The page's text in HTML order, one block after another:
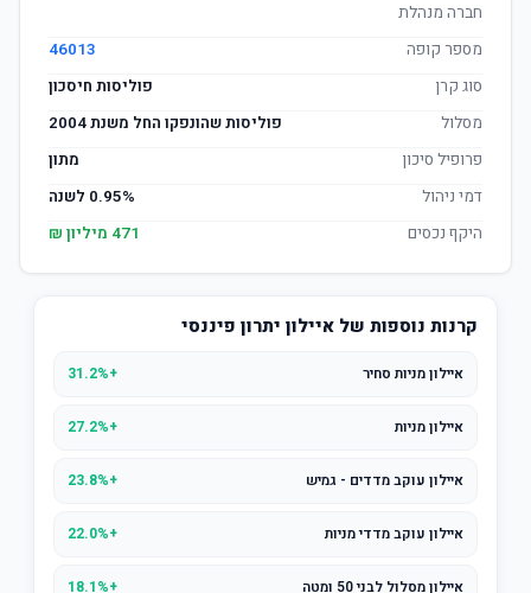
חברה מנהלת
מספר קופה
46013
סוג קרן
פוליסות חיסכון
מסלול
פוליסות שהונפקו החל משנת 2004
פרופיל סיכון
מתון
דמי ניהול
0.95% לשנה
היקף נכסים
471 מיליון ₪
קרנות נוספות של איילון יתרון פיננסי
איילון מניות סחיר +31.2%
איילון מניות +27.2%
איילון עוקב מדדים - גמיש +23.8%
איילון עוקב מדדי מניות +22.0%
איילון מסלול לבני 50 ומטה +18.1%